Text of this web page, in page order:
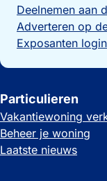
Deelnemen aan
Adverteren op
Exposanten login
Particulieren
Vakantiewoning
Beheer je woning
Laatste nieuws